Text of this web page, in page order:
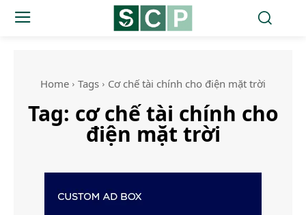
Home Tags Cơ chế tài chính cho điện mặt trời
Tag: cơ chế tài chính cho
điện mặt trời